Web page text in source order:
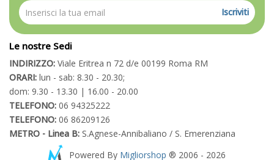
Iscriviti
Le nostre Sedi
INDIRIZZO: Viale Eritrea n 72 d/e 00199 Roma RM
ORARI: lun - sab: 8.30 - 20.30;
dom: 9.30 - 13.30 | 16.00 - 20.00
TELEFONO: 06 94325222
TELEFONO: 06 86209126
METRO - Linea B: S.Agnese-Annibaliano / S. Emerenziana
Powered By Migliorshop ® 2006 - 2026